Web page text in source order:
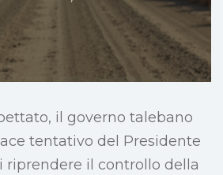
il governo talebano
tentativo del Presidente
riprendere il controllo della